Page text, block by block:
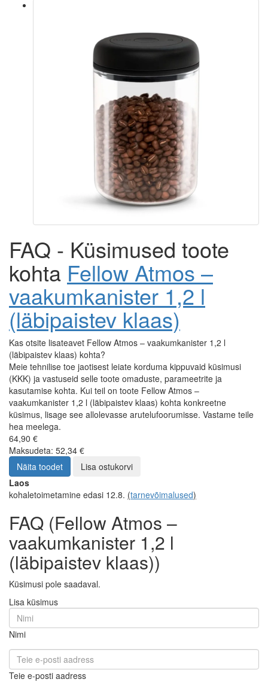
FAQ - Küsimused toote
kohta Fellow Atmos –
vaakumkanister 1,2 l
(läbipaistev klaas)
Kas otsite lisateavet Fellow Atmos – vaakumkanister 1,2 l
(läbipaistev klaas) kohta?
Meie tehnilise toe jaotisest leiate korduma kippuvaid küsimusi
(KKK) ja vastuseid selle toote omaduste, parameetrite ja
kasutamise kohta. Kui teil on toote Fellow Atmos –
vaakumkanister 1,2 l (läbipaistev klaas) kohta konkreetne
küsimus, lisage see allolevasse arutelufoorumisse. Vastame teile
hea meelega.
64,90 €
Maksudeta: 52,34 €
Näita toodet
Lisa ostukorvi
Laos
kohaletoimetamine edasi 12.8. (tarnevõimalused)
FAQ (Fellow Atmos –
vaakumkanister 1,2 l
(läbipaistev klaas))
Küsimusi pole saadaval.
Lisa küsimus
Nimi
Teie e-posti aadress